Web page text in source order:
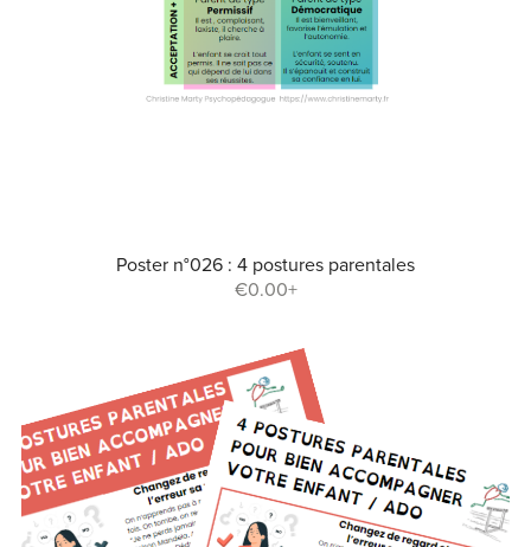
Poster n°026 : 4 postures parentales
€0.00+